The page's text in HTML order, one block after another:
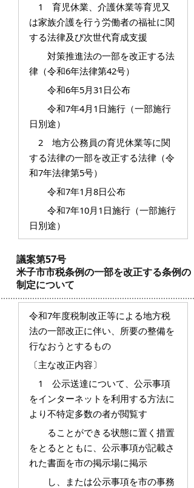
1 育児休業、介護休業等育児又
は家族介護を行う労働者の福祉に関
する法律及び次世代育成支援
対策推進法の一部を改正する法
律（令和6年法律第42号）
令和6年5月31日公布
令和7年4月1日施行（一部施行
日別途）
2 地方公務員の育児休業等に関
する法律の一部を改正する法律（令
和7年法律第5号）
令和7年1月8日公布
令和7年10月1日施行（一部施行
日別途）
議案第57号
米子市市税条例の一部を改正する条例の
制定について
令和7年度税制改正等による地方税
法の一部改正に伴い、所要の整備を
行なおうとするもの
〔主な改正内容〕
1 公示送達について、公示事項
をインターネットを利用する方法に
より不特定多数の者が閲覧す
ることができる状態に置く措置
をとるとともに、公示事項が記載さ
れた書面を市の掲示場に掲示
し、または公示事項を市の事務